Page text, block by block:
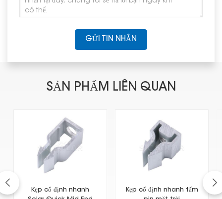
GỬI TIN NHẮN
SẢN PHẨM LIÊN QUAN
Kẹp cố định nhanh
Kẹp cố định nhanh tấm